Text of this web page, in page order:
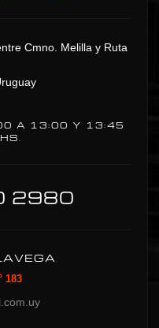
Cmno. Melilla y Ruta
A 13:00 Y 13:45
2980
183